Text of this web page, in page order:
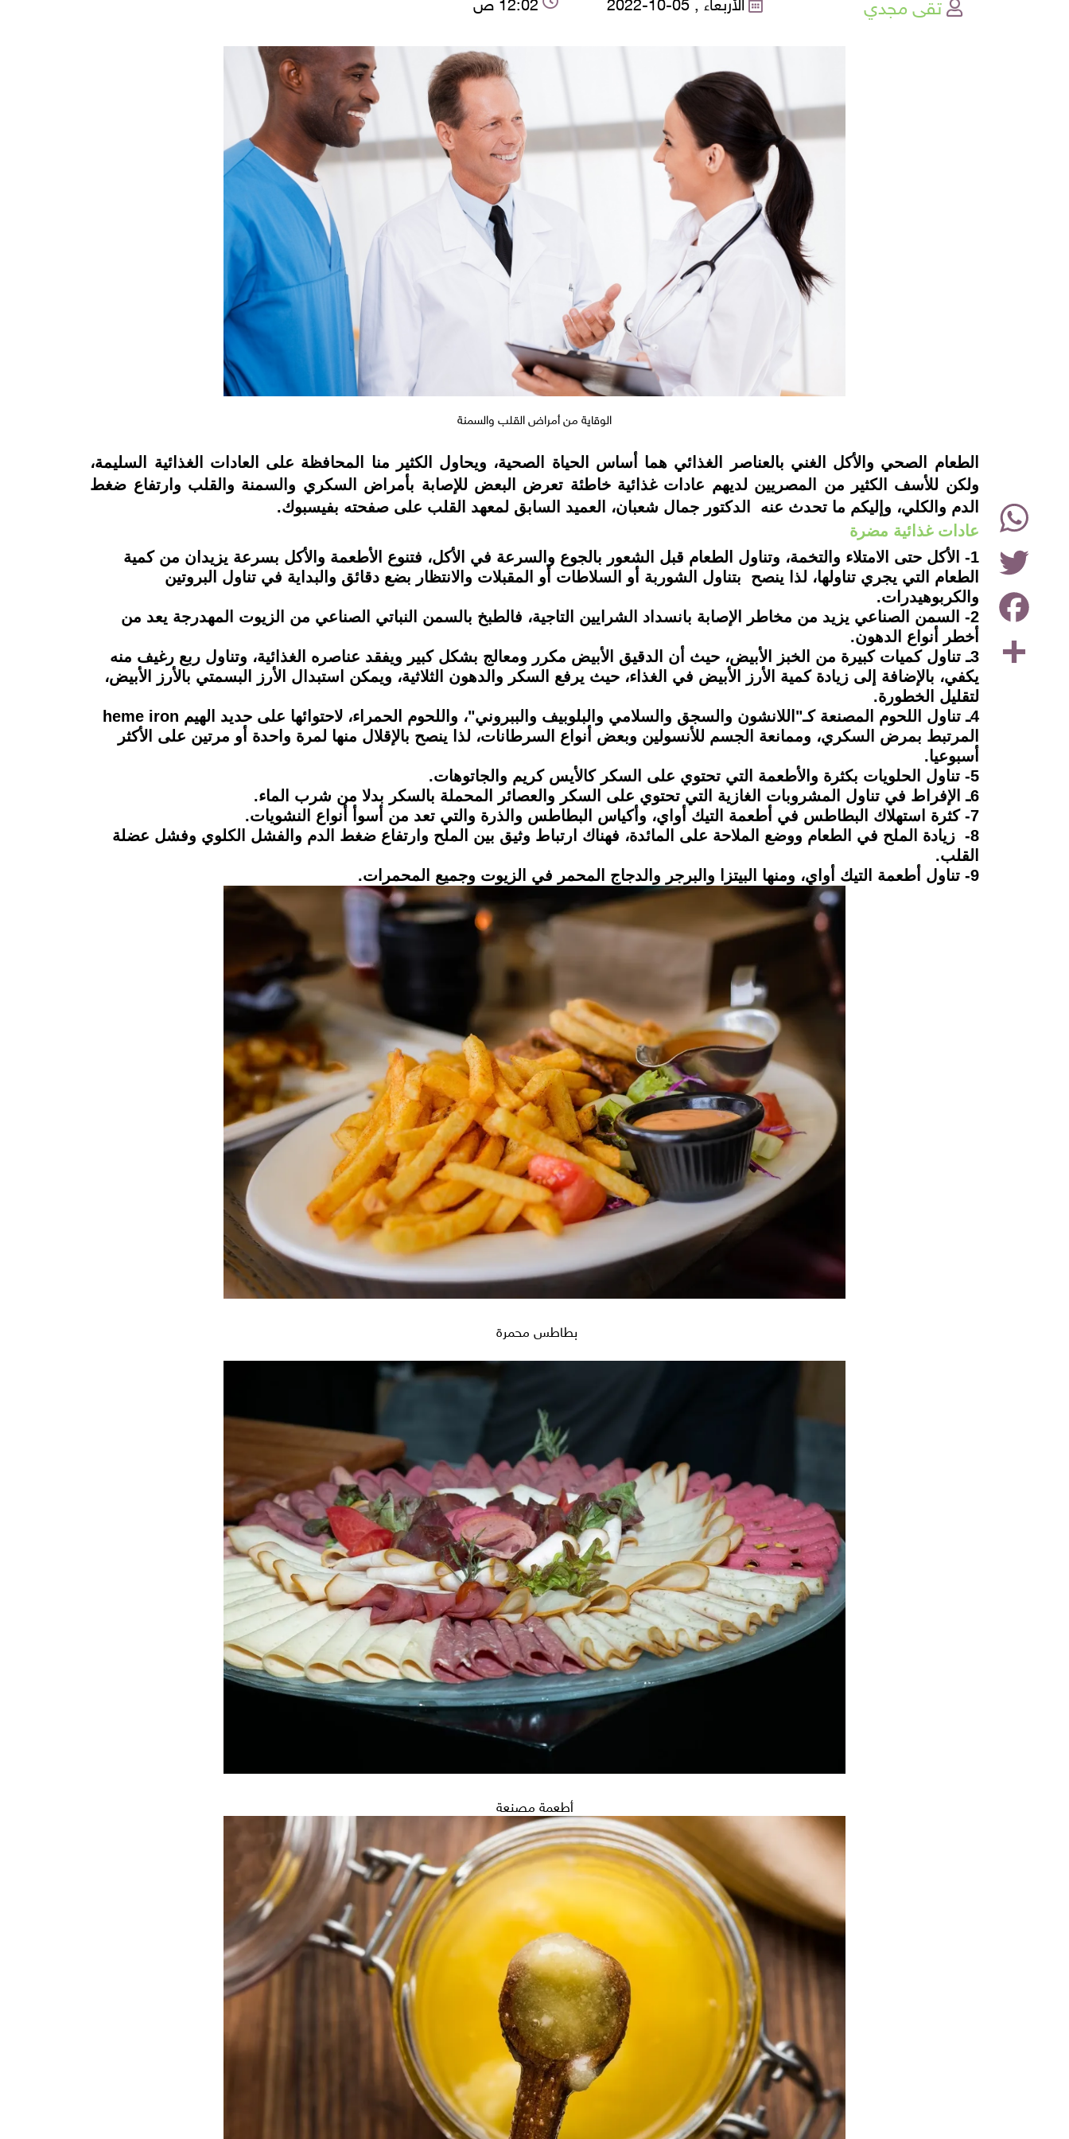
الوقاية من أمراض القلب والسمنة
Share
Facebook
Twitter
WhatsApp
instagramالطعام الصحي والأكل الغني بالعناصر الغذائي هما أساس الحياة الصحية، ويحاول الكثير منا المحافظة على العادات الغذائية السليمة،
ولكن للأسف الكثير من المصريين لديهم عادات غذائية خاطئة تعرض البعض للإصابة بأمراض السكري والسمنة والقلب وارتفاع ضغط
الدم والكلي، وإليكم ما تحدث عنه الدكتور جمال شعبان، العميد السابق لمعهد القلب على صفحته بفيسبوك.
عادات غذائية مضرة
1- الأكل حتى الامتلاء والتخمة، وتناول الطعام قبل الشعور بالجوع والسرعة في الأكل، فتنوع الأطعمة والأكل بسرعة يزيدان من كمية
الطعام التي يجري تناولها، لذا ينصح بتناول الشوربة أو السلاطات أو المقبلات والانتظار بضع دقائق والبداية في تناول البروتين
والكربوهيدرات.
2- السمن الصناعي يزيد من مخاطر الإصابة بانسداد الشرايين التاجية، فالطبخ بالسمن النباتي الصناعي من الزيوت المهدرجة يعد من
أخطر أنواع الدهون.
3ـ تناول كميات كبيرة من الخبز الأبيض، حيث أن الدقيق الأبيض مكرر ومعالج بشكل كبير ويفقد عناصره الغذائية، وتناول ربع رغيف منه
يكفي، بالإضافة إلى زيادة كمية الأرز الأبيض في الغذاء، حيث يرفع السكر والدهون الثلاثية، ويمكن استبدال الأرز البسمتي بالأرز الأبيض،
لتقليل الخطورة.
4ـ تناول اللحوم المصنعة كـ"اللانشون والسجق والسلامي والبلوبيف والببروني"، واللحوم الحمراء، لاحتوائها على حديد الهيم heme iron
المرتبط بمرض السكري، وممانعة الجسم للأنسولين وبعض أنواع السرطانات، لذا ينصح بالإقلال منها لمرة واحدة أو مرتين على الأكثر
أسبوعيا.
5- تناول الحلويات بكثرة والأطعمة التي تحتوي على السكر كالأيس كريم والجاتوهات.
6ـ الإفراط في تناول المشروبات الغازية التي تحتوي على السكر والعصائر المحملة بالسكر بدلا من شرب الماء.
7- كثرة استهلاك البطاطس في أطعمة التيك أواي، وأكياس البطاطس والذرة والتي تعد من أسوأ أنواع النشويات.
8- زيادة الملح في الطعام ووضع الملاحة على المائدة، فهناك ارتباط وثيق بين الملح وارتفاع ضغط الدم والفشل الكلوي وفشل عضلة
القلب.
9- تناول أطعمة التيك أواي، ومنها البيتزا والبرجر والدجاج المحمر في الزيوت وجميع المحمرات.
بطاطس محمرة
أطعمة مصنعة